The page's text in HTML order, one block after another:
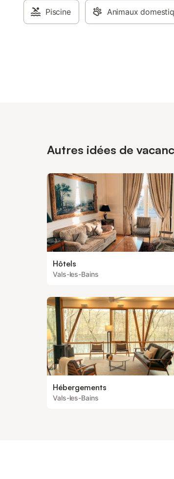
Piscine Animaux
Autres idées de
Hôtels
Vals-les-Bains
Hébergements
Vals-les-Bains